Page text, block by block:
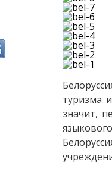
туризма
значит,